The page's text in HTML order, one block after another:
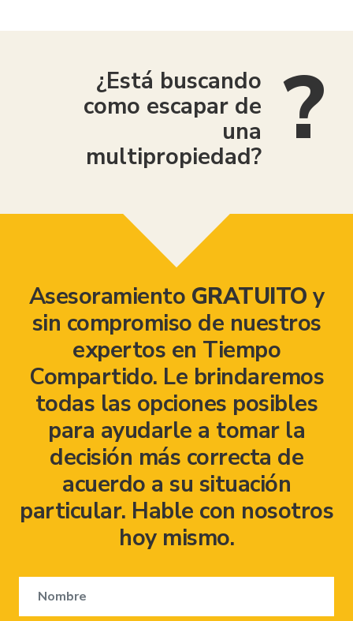
¿Está buscando
como escapar de
una
multipropiedad?
Asesoramiento GRATUITO y
sin compromiso de nuestros
expertos en Tiempo
Compartido. Le brindaremos
todas las opciones posibles
para ayudarle a tomar la
decisión más correcta de
acuerdo a su situación
particular. Hable con nosotros
hoy mismo.